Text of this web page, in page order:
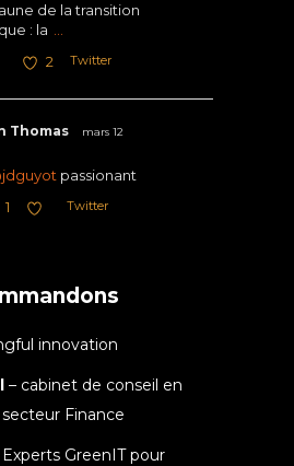
de la transition
: la
2 Twitter
Thomas mars 12
passionant
1 Twitter
innovation
– cabinet de conseil en
Finance
Experts GreenIT pour